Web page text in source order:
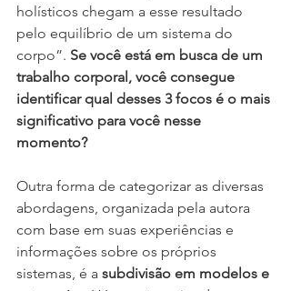
holísticos chegam a esse resultado
pelo equilíbrio de um sistema do
corpo”. Se você está em busca de um
trabalho corporal, você consegue
identificar qual desses 3 focos é o mais
significativo para você nesse
momento?
Outra forma de categorizar as diversas
abordagens, organizada pela autora
com base em suas experiências e
informações sobre os próprios
sistemas, é a subdivisão em modelos e